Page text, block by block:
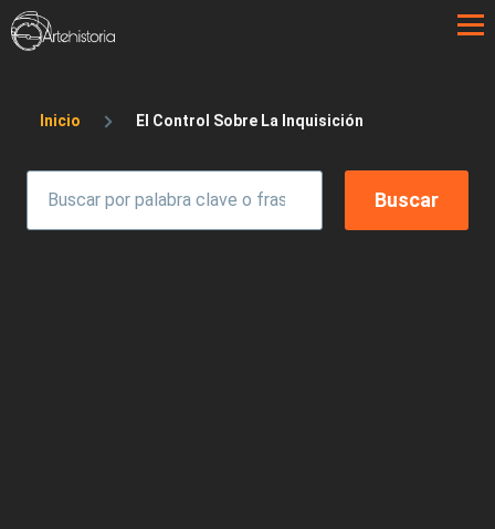
Pasar al contenido principal
Sobrescribir enlaces de ayuda a la
Inicio El Control Sobre La Inquisición